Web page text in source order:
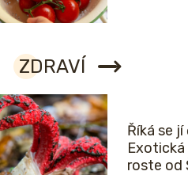
ZDRAVÍ
Říká se
Exotická
roste od